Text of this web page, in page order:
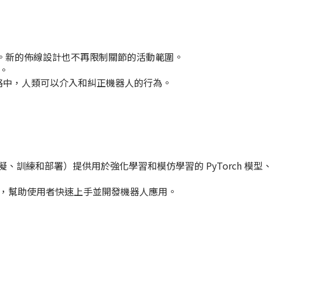
的佈線設計也不再限制關節的活動範圍。
，人類可以介入和糾正機器人的行為。
訓練和部署）提供​​用於強化學習和模仿學習的 PyTorch 模型、
助使用者快速上手並開發機器人應用。